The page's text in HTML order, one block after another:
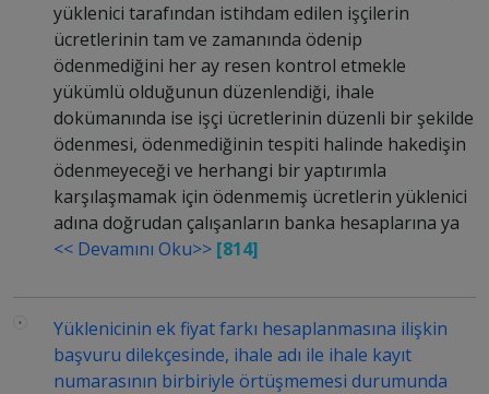
yüklenici tarafından istihdam edilen işçilerin
ücretlerinin tam ve zamanında ödenip
ödenmediğini her ay resen kontrol etmekle
yükümlü olduğunun düzenlendiği, ihale
dokümanında ise işçi ücretlerinin düzenli bir şekilde
ödenmesi, ödenmediğinin tespiti halinde hakedişin
ödenmeyeceği ve herhangi bir yaptırımla
karşılaşmamak için ödenmemiş ücretlerin yüklenici
adına doğrudan çalışanların banka hesaplarına ya
<< Devamını Oku>> [814]
Yüklenicinin ek fiyat farkı hesaplanmasına ilişkin
başvuru dilekçesinde, ihale adı ile ihale kayıt
numarasının birbiriyle örtüşmemesi durumunda